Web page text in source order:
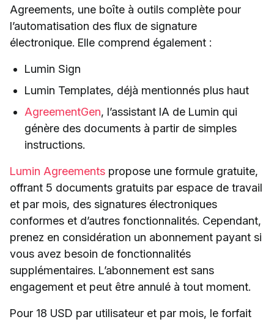
Agreements, une boîte à outils complète pour
l’automatisation des flux de signature
électronique. Elle comprend également :
Lumin Sign
Lumin Templates, déjà mentionnés plus haut
AgreementGen, l’assistant IA de Lumin qui
génère des documents à partir de simples
instructions.
Lumin Agreements propose une formule gratuite,
offrant 5 documents gratuits par espace de travail
et par mois, des signatures électroniques
conformes et d’autres fonctionnalités. Cependant,
prenez en considération un abonnement payant si
vous avez besoin de fonctionnalités
supplémentaires. L’abonnement est sans
engagement et peut être annulé à tout moment.
Pour 18 USD par utilisateur et par mois, le forfait